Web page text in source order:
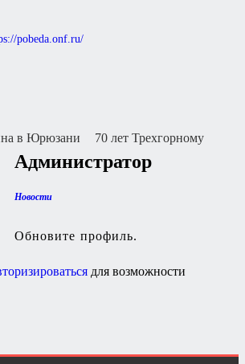
pobeda.onf.ru/
в Юрюзани 70 лет Трехгорному
Администратор
Новости
Обновите профиль.
для возможности